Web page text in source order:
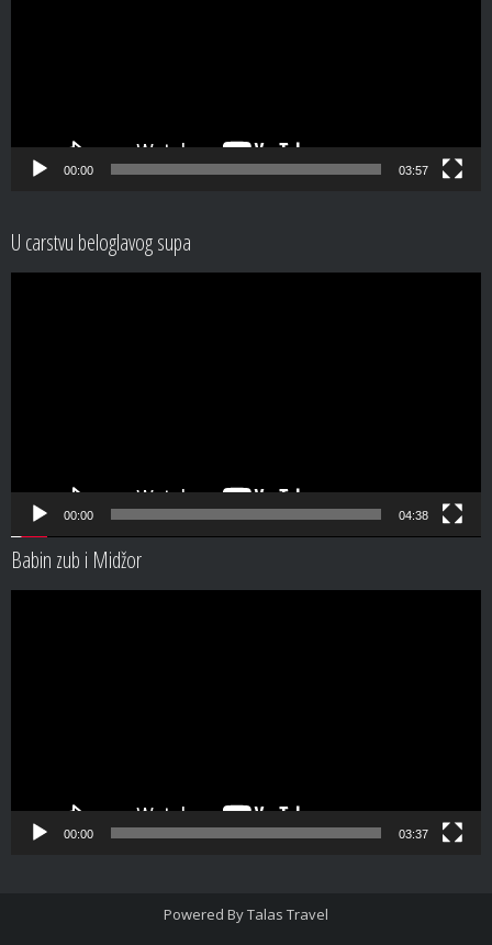
00:00 03:57
U carstvu beloglavog supa
00:00 04:38
Babin zub i Midžor
00:00 03:37
Powered ByTalas Travel